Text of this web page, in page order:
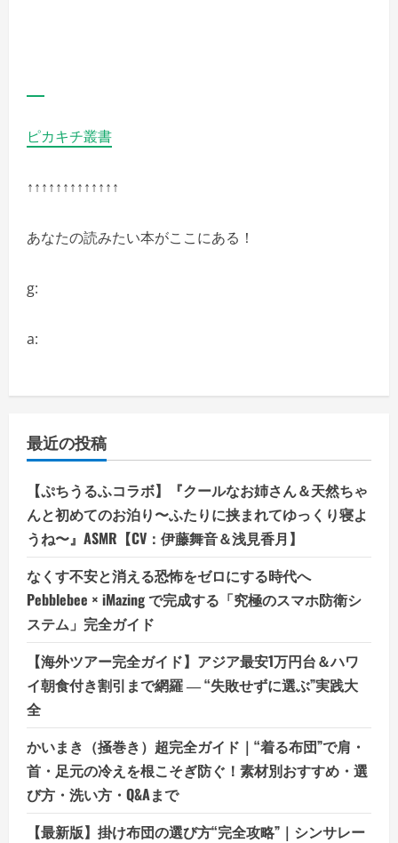
ピカキチ叢書
↑↑↑↑↑↑↑↑↑↑↑↑↑
あなたの読みたい本がここにある！
g:
a:
最近の投稿
【ぷちうるふコラボ】『クールなお姉さん＆天然ちゃ
んと初めてのお泊り〜ふたりに挟まれてゆっくり寝よ
うね〜』ASMR【CV：伊藤舞音＆浅見香月】
なくす不安と消える恐怖をゼロにする時代へ
Pebblebee × iMazing で完成する「究極のスマホ防衛シ
ステム」完全ガイド
【海外ツアー完全ガイド】アジア最安1万円台＆ハワ
イ朝食付き割引まで網羅 ― “失敗せずに選ぶ”実践大
全
かいまき（掻巻き）超完全ガイド｜“着る布団”で肩・
首・足元の冷えを根こそぎ防ぐ！素材別おすすめ・選
び方・洗い方・Q&Aまで
【最新版】掛け布団の選び方“完全攻略”｜シンサレー